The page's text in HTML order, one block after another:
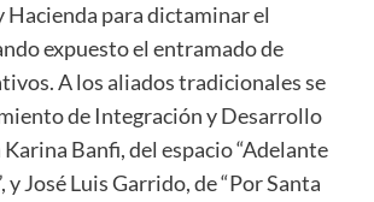
Hacienda para dictaminar el
expuesto el entramado de
A los aliados tradicionales se
de Integración y Desarrollo
Banfi, del espacio “Adelante
y José Luis Garrido, de “Por Santa